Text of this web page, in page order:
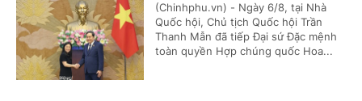
(Chinhphu.vn) - Ngày 6/8, tại Nhà
Quốc hội, Chủ tịch Quốc hội Trần
Thanh Mẫn đã tiếp Đại sứ Đặc mệnh
toàn quyền Hợp chúng quốc Hoa...